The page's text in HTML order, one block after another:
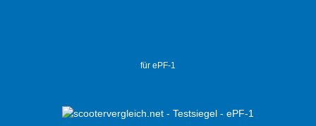
für ePF-1